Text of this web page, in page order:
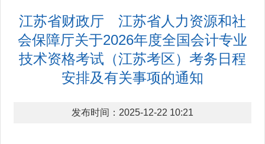
江苏省财政厅 江苏省人力资源和社
会保障厅关于2026年度全国会计专业
技术资格考试（江苏考区）考务日程
安排及有关事项的通知
发布时间：2025-12-22 10:21